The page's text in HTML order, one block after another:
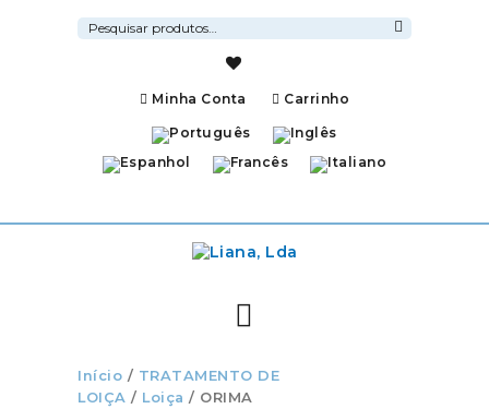
Pesquisar
por:
Minha Conta Carrinho
Início / TRATAMENTO DE
LOIÇA / Loiça / ORIMA